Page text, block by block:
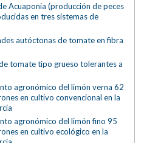
Acuaponia (producción de peces
en tres sistemas de
autóctonas de tomate en fibra
tomate tipo grueso tolerantes a
agronómico del limón verna 62
en cultivo convencional en la
agronómico del limón fino 95
en cultivo ecológico en la